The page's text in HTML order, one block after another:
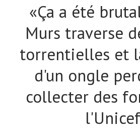
«Ça a été
Murs traverse
torrentielles et
d'un ongle
collecter des
l'Unicef